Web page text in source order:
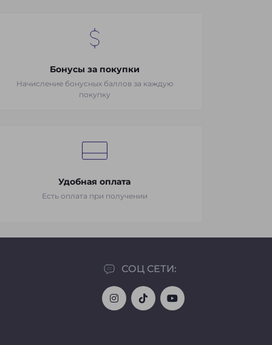
Бонусы за покупки
Начисление бонусных баллов за каждую
покупку
Удобная оплата
Есть оплата при получении
СОЦ СЕТИ: